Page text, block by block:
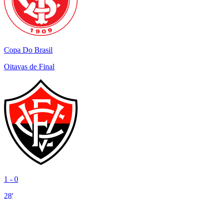
Copa Do Brasil
Oitavas de Final
1 - 0
28'